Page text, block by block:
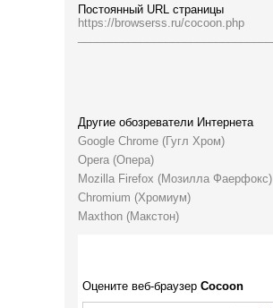
Другие обозреватели Интернета
Google Chrome (Гугл Хром)
Opera (Опера)
Mozilla Firefox (Мозилла Фаерфокс)
Chromium (Хромиум)
Maxthon (Макстон)
Оцените веб-браузер Cocoon
Постоянный URL страницы
https://browserss.ru/cocoon.php